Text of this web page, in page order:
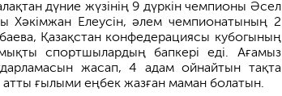
дүние жүзінің 9 дүркін чемпионы Әсел
Хәкімжан Елеусін, әлем чемпионатының 2
Қазақстан конфедерациясы кубогының
спортшылардың бапкері еді. Ағамыз
жасап, 4 адам ойнайтын тақта
атты ғылыми еңбек жазған маман болатын.